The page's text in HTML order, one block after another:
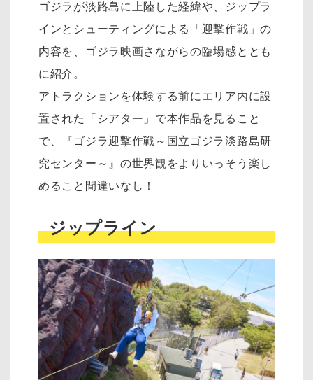
ゴジラが淡路島に上陸した経緯や、ジップラ
インとシューティングによる「迎撃作戦」の
内容を、ゴジラ映画さながらの臨場感ととも
に紹介。
アトラクションを体験する前にエリア内に設
置された「シアター」で本作品を見ること
で、『ゴジラ迎撃作戦～国立ゴジラ淡路島研
究センター～』の世界観をよりいっそう楽し
めること間違いなし！
ジップライン